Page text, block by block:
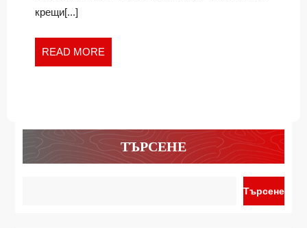
крещи[...]
READ MORE
MORE
ТЪРСЕНЕ
Търсене